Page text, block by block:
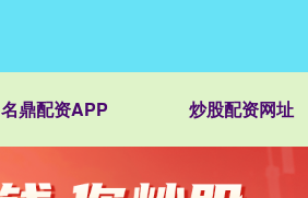
名鼎配资APP 炒股配资网址